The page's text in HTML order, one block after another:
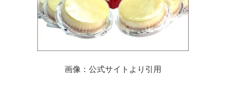
画像：公式サイトより引用